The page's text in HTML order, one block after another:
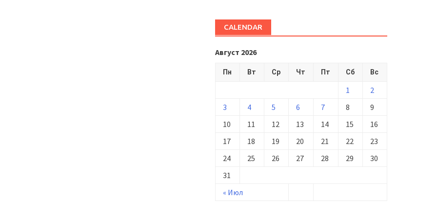
CALENDAR
Август 2026
Пн Вт Ср Чт Пт Сб Вс
« Июл
1
2
3
4 5 6 7 8
9
10
11 12 13 14 15
16
17
18 19 20 21 22
23
24
25 26 27 28 29
30
31